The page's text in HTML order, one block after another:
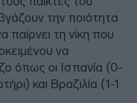
την ποιότητα
παίρνει τη νίκη που
να
όπως οι Ισπανία (0-
και Βραζιλία (1-1